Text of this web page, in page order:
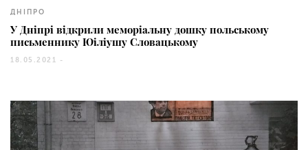
ДНІПРО
У Дніпрі відкрили меморіальну дошку польському
письменнику Юіліушу Словацькому
18.05.2021 -